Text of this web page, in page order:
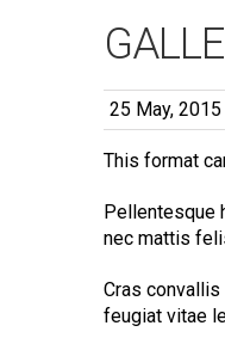
25 May, 2015
This format
Pellentesque
nec mattis
Cras
feugiat vitae